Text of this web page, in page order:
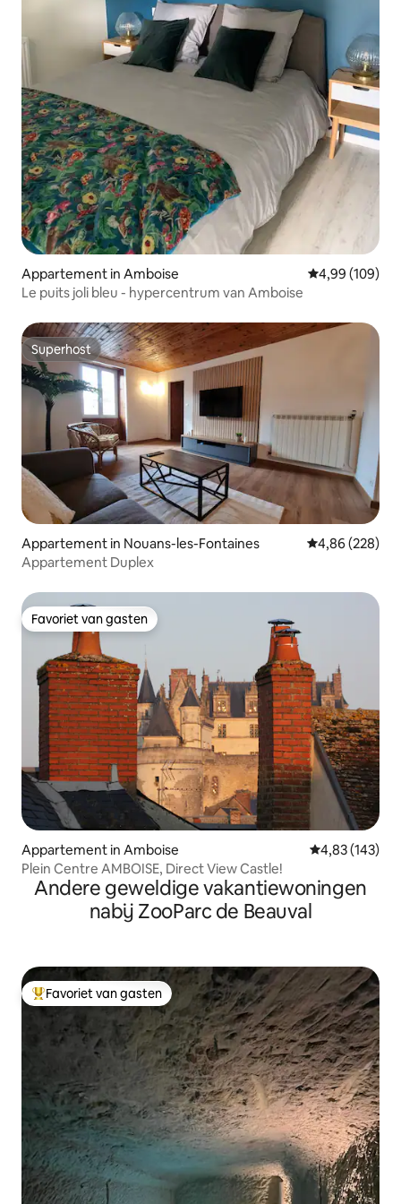
Appartement in Amboise Gemiddelde
4,99 (109)
Le puits joli bleu - hypercentrum van Amboise
Superhost
Superhost
Appartement in Nouans-les-Fontaines Gemiddelde
4,86 (228)
Appartement Duplex
Favoriet van gasten
Favoriet van gasten
Appartement in Amboise Gemiddelde
4,83 (143)
Plein Centre AMBOISE, Direct View Castle!
Andere geweldige vakantiewoningen
nabij ZooParc de Beauval
Topfavoriet van gasten
Favoriet van gasten